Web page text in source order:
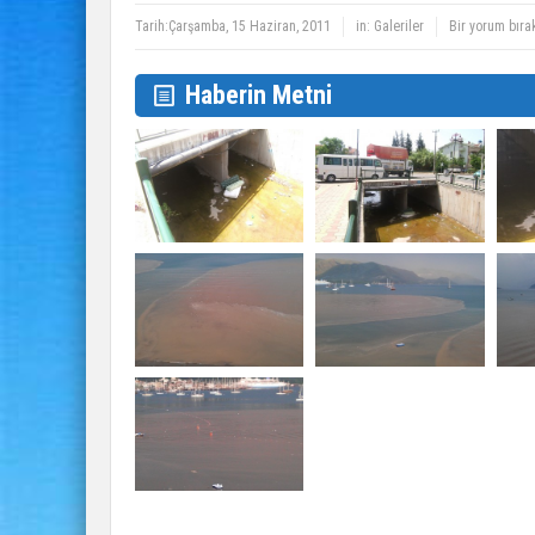
Tarih:Çarşamba, 15 Haziran, 2011 in: Galeriler Bir yorum
Haberin Metni